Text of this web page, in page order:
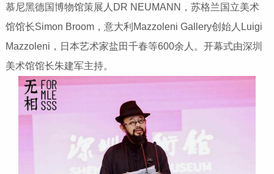
慕尼黑德国博物馆策展人DR NEUMANN，苏格兰国立美术
馆馆长Simon Broom，意大利Mazzoleni Gallery创始人Luigi
Mazzoleni，日本艺术家盐田千春等600余人。开幕式由深圳
美术馆馆长朱建军主持。